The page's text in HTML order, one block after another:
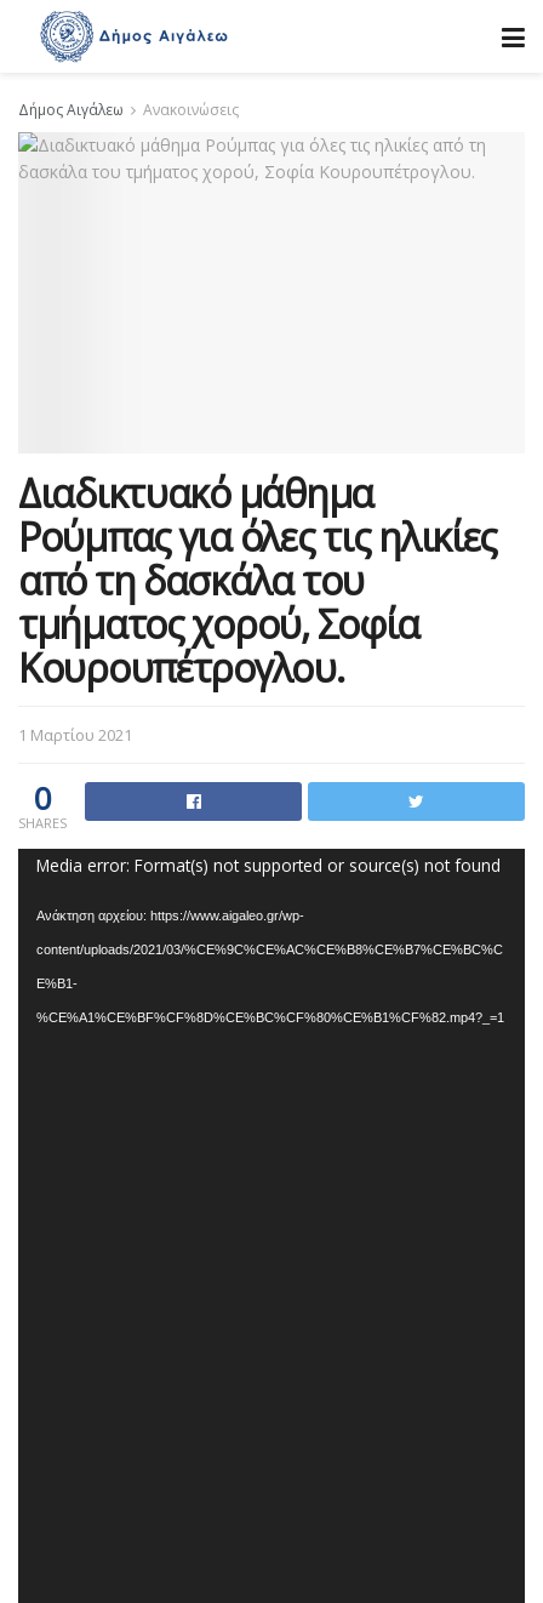
Δήμος Αιγάλεω Ανακοινώσεις
Διαδικτυακό μάθημα
Ρούμπας για όλες τις ηλικίες
από τη δασκάλα του
τμήματος χορού, Σοφία
Κουρουπέτρογλου.
1 Μαρτίου 2021
0
SHARES
Πρόγραμμα
Βίντεο
Media error: Format(s) not supported or source(s) not found
Ανάκτηση αρχείου: https://www.aigaleo.gr/wp-
content/uploads/2021/03/%CE%9C%CE%AC%CE%B8%CE%B7%CE%BC%C
E%B1-
%CE%A1%CE%BF%CF%8D%CE%BC%CF%80%CE%B1%CF%82.mp4?_=1